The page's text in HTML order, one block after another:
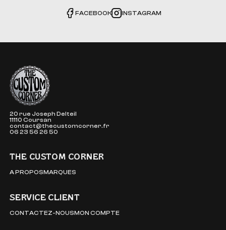
FACEBOOK INSTAGRAM
The Custom Corner
20 rue Joseph Delteil
11110 Coursan
contact@thecustomcorner.fr
06 23 56 26 50
THE CUSTOM CORNER
A PROPOSMARQUES
SERVICE CLIENT
CONTACTEZ-NOUSMON COMPTE